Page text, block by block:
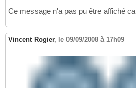
Ce message n'a pas pu être affiché
Vincent Rogier, le 09/09/2008 à 17h09